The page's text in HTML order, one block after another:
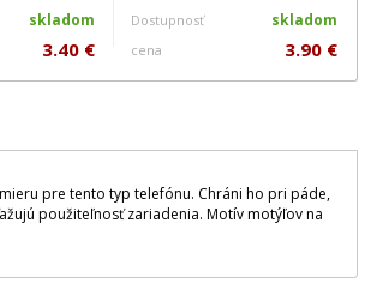
skladom
3.40 €
Dostupnosť skladom
cena 3.90 €
pre tento typ telefónu. Chráni ho pri páde,
použiteľnosť zariadenia. Motív motýľov na